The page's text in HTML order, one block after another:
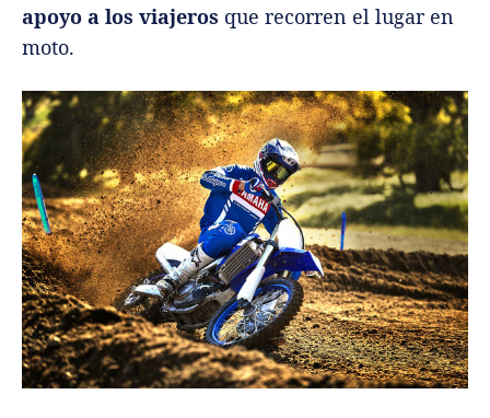
apoyo a los viajeros que recorren el lugar en
moto.